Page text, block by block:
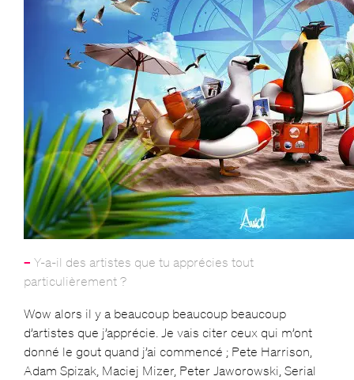
– Y-a-il des artistes que tu apprécies tout
particulièrement ?
Wow alors il y a beaucoup beaucoup beaucoup
d’artistes que j’apprécie. Je vais citer ceux qui m’ont
donné le gout quand j’ai commencé ; Pete Harrison,
Adam Spizak, Maciej Mizer, Peter Jaworowski, Serial